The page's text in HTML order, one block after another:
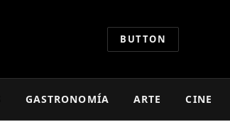
BUTTON
GASTRONOMÍA ARTE CINE